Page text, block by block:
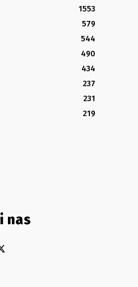
1553
579
544
490
434
237
231
219
nas